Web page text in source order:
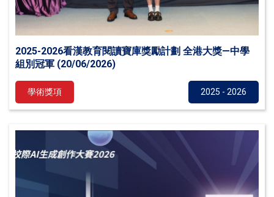
2025-2026看漢教育閱讀寶庫獎勵計劃 全港大獎—中學
組別冠軍 (20/06/2026)
學術獎項 2025 - 2026